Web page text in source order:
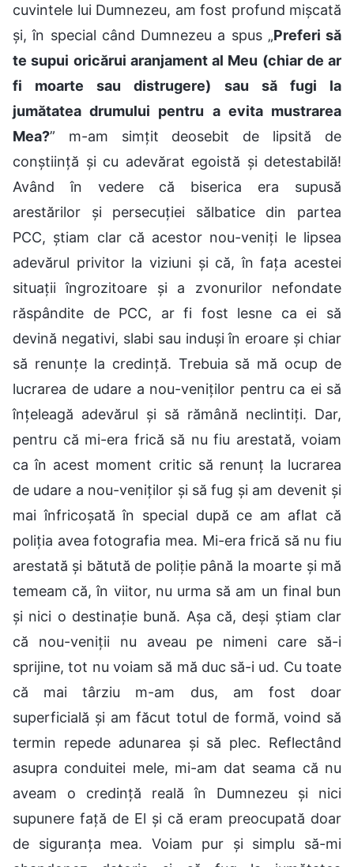
cuvintele lui Dumnezeu, am fost profund mișcată
și, în special când Dumnezeu a spus „Preferi să
te supui oricărui aranjament al Meu (chiar de ar
fi moarte sau distrugere) sau să fugi la
jumătatea drumului pentru a evita mustrarea
Mea?” m-am simțit deosebit de lipsită de
conștiință și cu adevărat egoistă și detestabilă!
Având în vedere că biserica era supusă
arestărilor și persecuției sălbatice din partea
PCC, știam clar că acestor nou-veniți le lipsea
adevărul privitor la viziuni și că, în fața acestei
situații îngrozitoare și a zvonurilor nefondate
răspândite de PCC, ar fi fost lesne ca ei să
devină negativi, slabi sau induși în eroare și chiar
să renunțe la credință. Trebuia să mă ocup de
lucrarea de udare a nou-veniților pentru ca ei să
înțeleagă adevărul și să rămână neclintiți. Dar,
pentru că mi-era frică să nu fiu arestată, voiam
ca în acest moment critic să renunț la lucrarea
de udare a nou-veniților și să fug și am devenit și
mai înfricoșată în special după ce am aflat că
poliția avea fotografia mea. Mi-era frică să nu fiu
arestată și bătută de poliție până la moarte și mă
temeam că, în viitor, nu urma să am un final bun
și nici o destinație bună. Așa că, deși știam clar
că nou-veniții nu aveau pe nimeni care să-i
sprijine, tot nu voiam să mă duc să-i ud. Cu toate
că mai târziu m-am dus, am fost doar
superficială și am făcut totul de formă, voind să
termin repede adunarea și să plec. Reflectând
asupra conduitei mele, mi-am dat seama că nu
aveam o credință reală în Dumnezeu și nici
supunere față de El și că eram preocupată doar
de siguranța mea. Voiam pur și simplu să-mi